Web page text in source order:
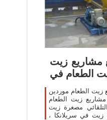
مشاريع زيت
زيت الطعام موردين
زيت الطعام
مصغرة زيت
في سريلانكا ،